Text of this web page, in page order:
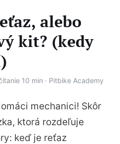
alebo
kit? (kedy
10 min · Pitbike Academy
mechanici! Skôr
ktorá rozdeľuje
keď je reťaz